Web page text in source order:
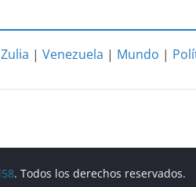
Zulia | Venezuela | Mundo |
. Todos los derechos reservados.